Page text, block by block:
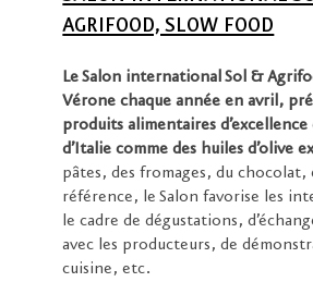
AGRIFOOD, SLOW FOOD
Le Salon international Sol &
Vérone chaque année en avril,
produits alimentaires
d’Italie comme des huiles d’olive
pâtes, des fromages, du
référence, le Salon favorise les
le cadre de dégustations,
avec les producteurs, de
cuisine, etc.